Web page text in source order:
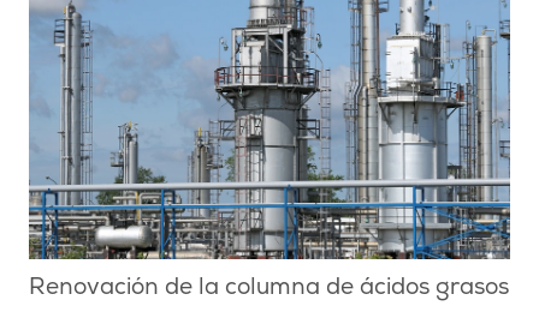
Renovación de la columna de ácidos grasos